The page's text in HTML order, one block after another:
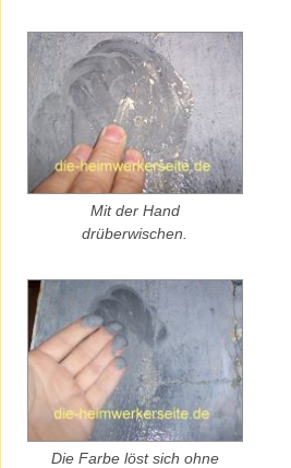
Mit der Hand
drüberwischen.
Die Farbe löst sich ohne